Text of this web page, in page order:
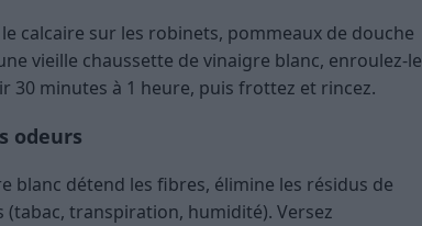
calcaire sur les robinets, pommeaux de douche
vieille chaussette de vinaigre blanc, enroulez-le
30 minutes à 1 heure, puis frottez et rincez.
odeurs
blanc détend les fibres, élimine les résidus de
(tabac, transpiration, humidité). Versez